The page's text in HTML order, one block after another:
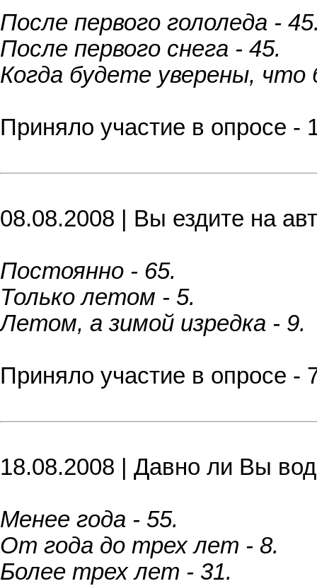
После первого гололеда -
После первого снега - 45.
Когда будете уверены,
Приняло участие в опросе -
08.08.2008 | Вы ездите на
Постоянно - 65.
Только летом - 5.
Летом, а зимой изредка - 9.
Приняло участие в опросе -
18.08.2008 | Давно ли Вы
Менее года - 55.
От года до трех лет - 8.
Более трех лет - 31.